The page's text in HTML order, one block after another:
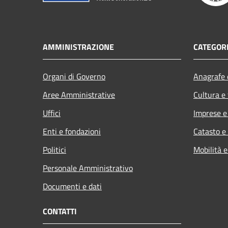
AMMINISTRAZIONE
Organi di Governo
Aree Amministrative
Uffici
Enti e fondazioni
Politici
Personale Amministrativo
Documenti e dati
Cultura
Imprese
Catasto
Mobilità
CONTATTI